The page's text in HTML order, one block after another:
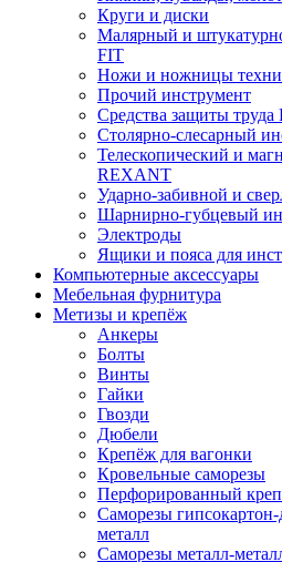
Круги и диски
Малярный и
FIT
Ножи и ножницы
Прочий инструмент
Средства защиты труда
Столярно-слесарный
Телескопический и
REXANT
Ударно-забивной и
Шарнирно-губцевый
Электроды
Ящики и пояса для
Компьютерные аксессуары
Мебельная фурнитура
Метизы и крепёж
Анкеры
Болты
Винты
Гайки
Гвозди
Дюбели
Крепёж для вагонки
Кровельные саморезы
Перфорированный
Саморезы
металл
Саморезы металл-